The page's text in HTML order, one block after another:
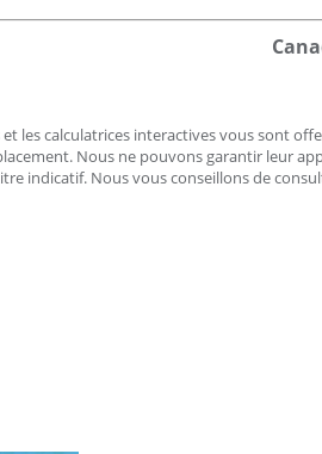
et les calculatrices interactives vous sont
Nous ne pouvons garantir leur
indicatif. Nous vous conseillons de